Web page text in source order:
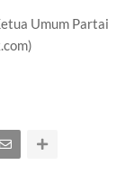
Umum Partai